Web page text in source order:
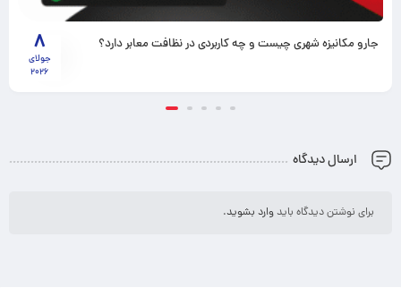
8
جولای
2026
جارو مکانیزه شهری چیست و چه کاربردی در نظافت معابر دارد؟
ارسال دیدگاه
برای نوشتن دیدگاه بایدوارد بشوید.